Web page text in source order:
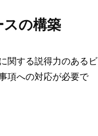
の構築
関する説得力のあるビ
項への対応が必要で